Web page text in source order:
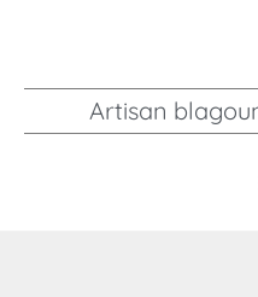
Artisan